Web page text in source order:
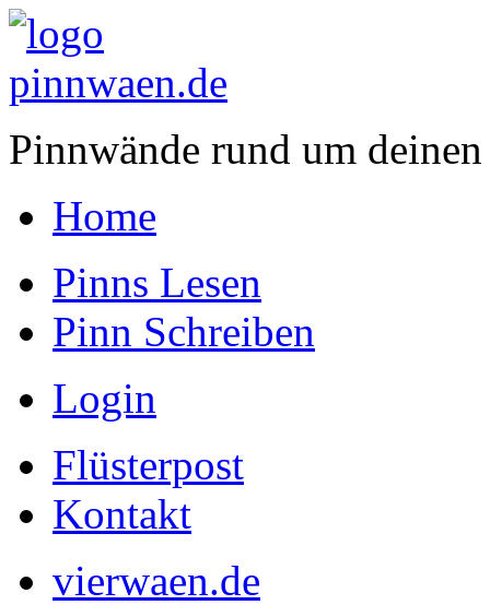
Pinnwände rund um
Home
Pinns Lesen
Pinn Schreiben
Login
Flüsterpost
Kontakt
vierwaen.de